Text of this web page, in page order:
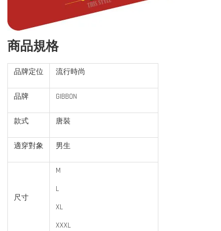
商品規格
品牌定位 流行時尚
品牌 GIBBON
款式 唐裝
適穿對象 男生
尺寸
M
L
XL
XXXL